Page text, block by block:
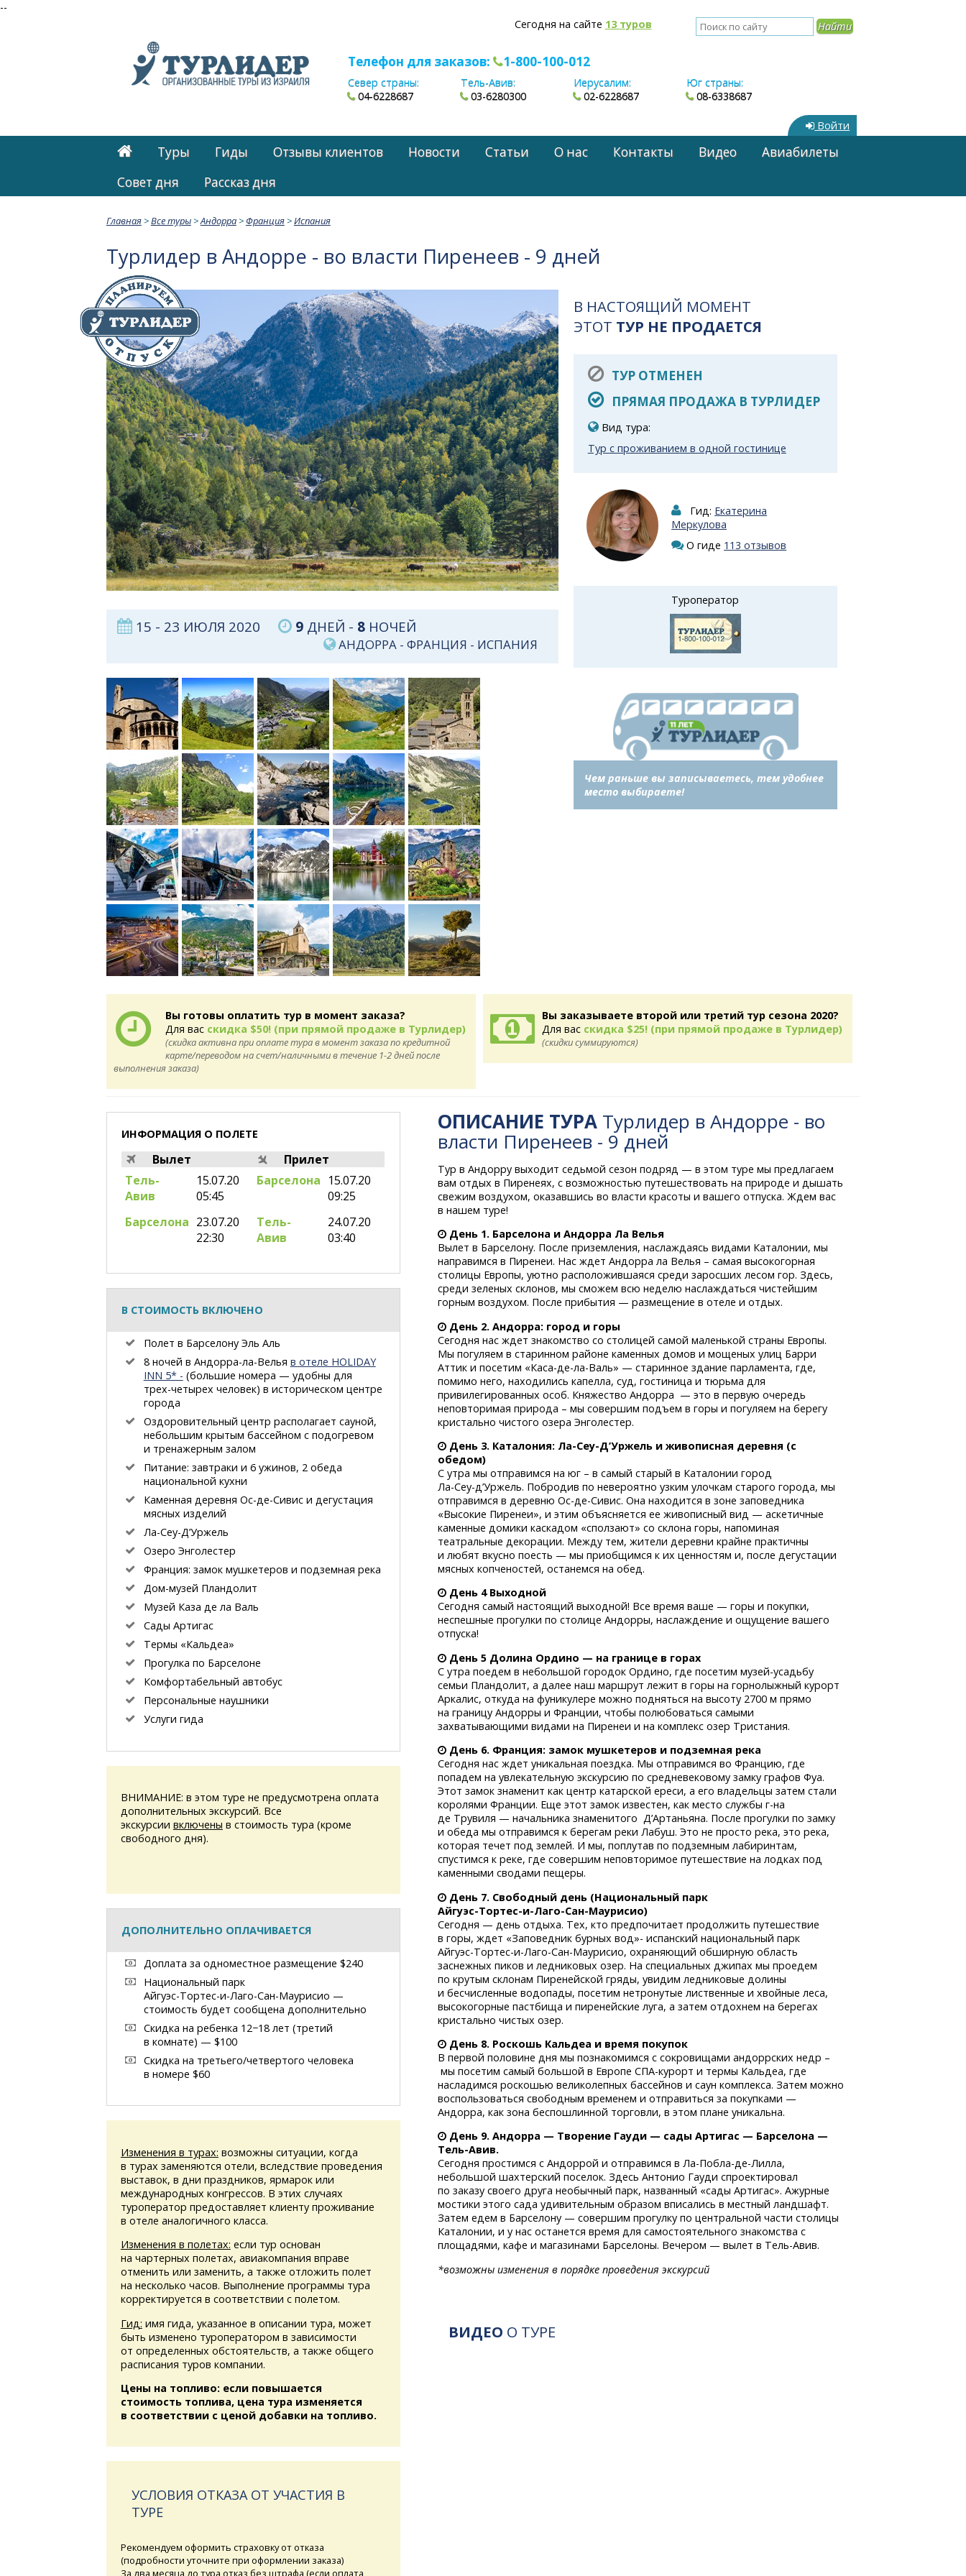
--
Сегодня на сайте 13 туров
Телефон для заказов: 1-800-100-012
Север страны:
04-6228687
Тель-Авив:
03-6280300
Иерусалим:
02-6228687
Юг страны:
08-6338687
Войти
Туры Гиды Отзывы клиентов Новости Статьи О нас Контакты Видео
Авиабилеты
Cовет дня
Рассказ дня
Главная>Все туры>Андорра> Франция>Испания
Турлидер в Андорре - во власти Пиренеев - 9 дней
15 - 23 ИЮЛЯ 2020 9ДНЕЙ - 8НОЧЕЙ
АНДОРРА -ФРАНЦИЯ - ИСПАНИЯ
В НАСТОЯЩИЙ МОМЕНТ
ЭТОТ ТУР НЕ ПРОДАЕТСЯ
ТУР ОТМЕНЕН
ПРЯМАЯ ПРОДАЖА В ТУРЛИДЕР
Вид тура:
Тур с проживанием в одной гостинице
Гид: Екатерина
Меркулова
О гиде 113 отзывов
Туроператор
Чем раньше вы записываетесь, тем удобнее
место выбираете!
Вы готовы оплатить тур в момент заказа?
Для вас скидка $50! (при прямой продаже в Турлидер)
(скидка активна при оплате тура в момент заказа по кредитной
карте/переводом на счет/наличными в течение 1-2 дней после
выполнения заказа)
Вы заказываете второй или третий тур сезона 2020?
Для вас скидка $25! (при прямой продаже в Турлидер)
(скидки суммируются)
ОПИСАНИЕ ТУРА Турлидер в Андорре - во
власти Пиренеев - 9 дней
Тур в Андорру выходит седьмой сезон подряд — в этом туре мы предлагаем
вам отдых в Пиренеях, с возможностью путешествовать на природе и дышать
свежим воздухом, оказавшись во власти красоты и вашего отпуска. Ждем вас
в нашем туре!
День 1. Барселона и Андорра Ла Велья
Вылет в Барселону. После приземления, наслаждаясь видами Каталонии, мы
направимся в Пиренеи. Нас ждет Андорра ла Велья – самая высокогорная
столицы Европы, уютно расположившаяся среди заросших лесом гор. Здесь,
среди зеленых склонов, мы сможем всю неделю наслаждаться чистейшим
горным воздухом. После прибытия — размещение в отеле и отдых.
День 2. Андорра: город и горы
Сегодня нас ждет знакомство со столицей самой маленькой страны Европы.
Мы погуляем в старинном районе каменных домов и мощеных улиц Барри
Аттик и посетим «Каса-де-ла-Валь» — старинное здание парламента, где,
помимо него, находились капелла, суд, гостиница и тюрьма для
привилегированных особ. Княжество Андорра — это в первую очередь
неповторимая природа – мы совершим подъем в горы и погуляем на берегу
кристально чистого озера Энголестер.
День 3. Каталония: Ла-Сеу-Д’Уржель и живописная деревня (с
обедом)
С утра мы отправимся на юг – в самый старый в Каталонии город
Ла-Сеу-д’Уржель. Побродив по невероятно узким улочкам старого города, мы
отправимся в деревнюОс-де-Сивис. Она находится в зоне заповедника
«Высокие Пиренеи», и этим объясняется ее живописный вид — аскетичные
каменные домики каскадом «сползают» со склона горы, напоминая
театральные декорации. Между тем, жители деревни крайне практичны
и любят вкусно поесть — мы приобщимся к их ценностям и, после дегустации
мясных копченостей, останемся на обед.
День 4 Выходной
Сегодня самый настоящий выходной! Все время ваше — горы и покупки,
неспешные прогулки по столице Андорры, наслаждение и ощущение вашего
отпуска!
День 5 Долина Ордино — на границе в горах
С утра поедем в небольшой городок Ордино, где посетиммузей-усадьбу
семьи Пландолит, а далее наш маршрут лежит в горы на горнолыжный курорт
Аркалис, откуда на фуникулере можно подняться на высоту 2700 м прямо
на границу Андорры и Франции, чтобы полюбоваться самыми
захватывающими видами на Пиренеи и на комплекс озер Тристания.
День 6. Франция: замок мушкетеров и подземная река
Сегодня нас ждет уникальная поездка. Мы отправимся во Францию, где
попадем на увлекательную экскурсию по средневековому замку графов Фуа.
Этот замок знаменит как центр катарской ереси, а его владельцы затем стали
королями Франции. Еще этот замок известен, как место службыг-на
де Трувиля — начальника знаменитого Д’Артаньяна. После прогулки по замку
и обеда мы отправимся к берегам реки Лабуш. Это не просто река, это река,
которая течет под землей. И мы, поплутав по подземным лабиринтам,
спустимся к реке, где совершим неповторимое путешествие на лодках под
каменными сводами пещеры.
День 7. Свободный день (Национальный парк
Айгуэс-Тортес-и-Лаго-Сан-Маурисио)
Сегодня — день отдыха. Тех, кто предпочитает продолжить путешествие
в горы, ждет «Заповедник бурных вод»- испанский национальный парк
Айгуэс-Тортес-и-Лаго-Сан-Маурисио, охраняющий обширную область
заснежных пиков и ледниковых озер. На специальных джипах мы проедем
по крутым склонам Пиренейской гряды, увидим ледниковые долины
и бесчисленные водопады, посетим нетронутые лиственные и хвойные леса,
высокогорные пастбища и пиренейские луга, а затем отдохнем на берегах
кристально чистых озер.
День 8. Роскошь Кальдеа и время покупок
В первой половине дня мы познакомимся с сокровищами андоррских недр –
мы посетим самый большой в ЕвропеСПА-курорт и термы Кальдеа, где
насладимся роскошью великолепных бассейнов и саун комплекса. Затем можно
воспользоваться свободным временем и отправиться за покупками —
Андорра, как зона беспошлинной торговли, в этом плане уникальна.
День 9. Андорра — Творение Гауди — сады Артигас — Барселона —
Тель-Авив.
Сегодня простимся с Андоррой и отправимсяв Ла-Побла-де-Лилла,
небольшой шахтерский поселок. Здесь Антонио Гауди спроектировал
по заказу своего друга необычный парк, названный «сады Артигас». Ажурные
мостики этого сада удивительным образом вписались в местный ландшафт.
Затем едем в Барселону — совершим прогулку по центральной части столицы
Каталонии, и у нас останется время для самостоятельного знакомства с
площадями, кафе и магазинами Барселоны. Вечером — вылет в Тель-Авив.
*возможны изменения в порядке проведения экскурсий
ВИДЕО О ТУРЕ
ИНФОРМАЦИЯ О ПОЛЕТЕ
Вылет
Тель-
Авив
15.07.20
05:45
Барселона 23.07.20
22:30
Прилет
Барселона 15.07.20
09:25
Тель-
Авив
24.07.20
03:40
В СТОИМОСТЬ ВКЛЮЧЕНО
Полет в Барселону Эль Аль
8 ночей в Андорра-ла-Велья в отеле HOLIDAY
INN 5* - (большие номера — удобны для
трех-четырех человек) в историческом центре
города
Оздоровительный центр располагает сауной,
небольшим крытым бассейном с подогревом
и тренажерным залом
Питание: завтраки и 6 ужинов, 2 обеда
национальной кухни
Каменная деревня Ос-де-Сивиси дегустация
мясных изделий
Ла-Сеу-Д’Уржель
Озеро Энголестер
Франция: замок мушкетеров и подземная река
Дом-музей Пландолит
Музей Каза де ла Валь
Сады Артигас
Термы «Кальдеа»
Прогулка по Барселоне
Комфортабельный автобус
Персональные наушники
Услуги гида
ВНИМАНИЕ: в этом туре не предусмотрена оплата
дополнительных экскурсий. Все
экскурсии включены в стоимость тура (кроме
свободного дня).
ДОПОЛНИТЕЛЬНО ОПЛАЧИВАЕТСЯ
Доплата за одноместное размещение $240
Национальный парк
Айгуэс-Тортес-и-Лаго-Сан-Маурисио —
стоимость будет сообщена дополнительно
Скидка на ребенка 12−18 лет (третий
в комнате) — $100
Скидка на третьего/четвертого человека
в номере $60
Изменения в турах: возможны ситуации, когда
в турах заменяются отели, вследствие проведения
выставок, в дни праздников, ярмарок или
международных конгрессов. В этих случаях
туроператор предоставляет клиенту проживание
в отеле аналогичного класса.
Изменения в полетах: если тур основан
на чартерных полетах, авиакомпания вправе
отменить или заменить, а также отложить полет
на несколько часов. Выполнение программы тура
корректируется в соответствии с полетом.
Гид: имя гида, указанное в описании тура, может
быть изменено туроператором в зависимости
от определенных обстоятельств, а также общего
расписания туров компании.
Цены на топливо: если повышается
стоимость топлива, цена тура изменяется
в соответствии с ценой добавки на топливо.
УСЛОВИЯ ОТКАЗА ОТ УЧАСТИЯ В
ТУРЕ
Рекомендуем оформить страховку от отказа
(подробности уточните при оформлении заказа)
За два месяца до тура отказ без штрафа (если оплата